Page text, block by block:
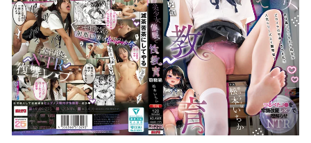
Pijatan Tangan Dewi Sasaki Aki